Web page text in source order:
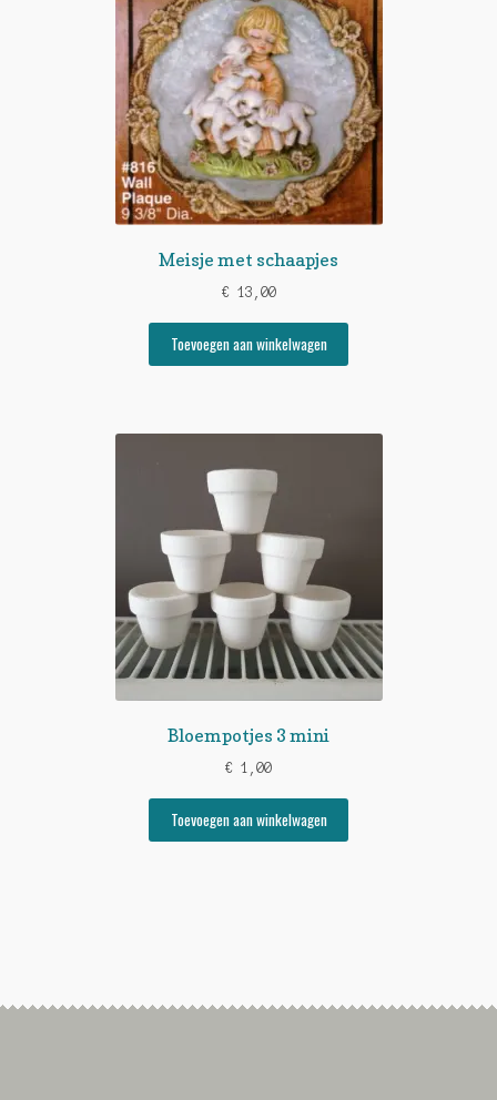
Meisje met schaapjes
€ 13,00
Toevoegen aan winkelwagen
Bloempotjes 3 mini
€ 1,00
Toevoegen aan winkelwagen